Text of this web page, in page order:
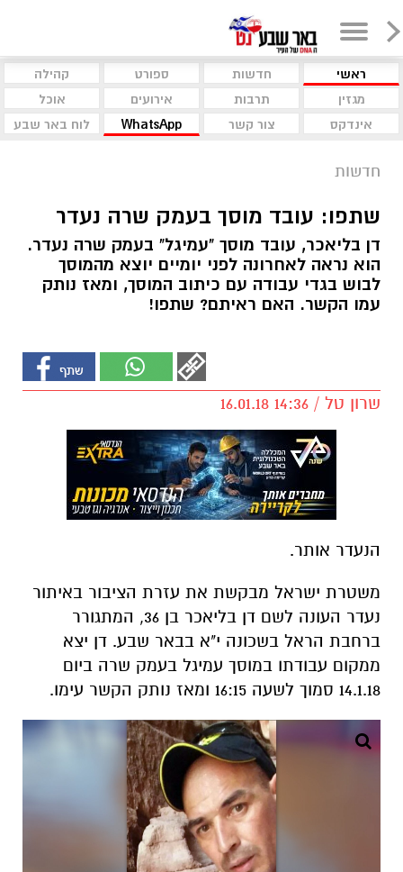
ראשי חדשות ספורט
קהילה
מגזין
תרבות אירועים
אוכל
אינדקס
צור קשר WhatsApp לוח באר שבע
חדשות
שתפו: עובד מוסך בעמק שרה נעדר
דן בליאכר, עובד מוסך "עמיגל" בעמק שרה נעדר.
הוא נראה לאחרונה לפני יומיים יוצא מהמוסך
לבוש בגדי עבודה עם כיתוב המוסך, ומאז נותק
עמו הקשר. האם ראיתם? שתפו!
שרון טל / 14:36 16.01.18
הנעדר אותר.
משטרת ישראל מבקשת את עזרת הציבור באיתור
נעדר העונה לשם דן בליאכר בן 36, המתגורר
ברחבת הראל בשכונה י"א בבאר שבע. דן יצא
ממקום עבודתו במוסך עמיגל בעמק שרה ביום
14.1.18 סמוך לשעה 16:15 ומאז נותק הקשר עימו.